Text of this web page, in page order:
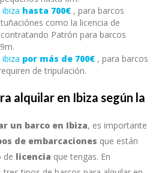
hasta 700€ , para barcos
como la licencia de
Patrón para barcos
por más de 700€ , para barcos
de tripulación.
alquilar en Ibiza según la
un barco en Ibiza, es importante
de embarcaciones que están
de licencia que tengas. En